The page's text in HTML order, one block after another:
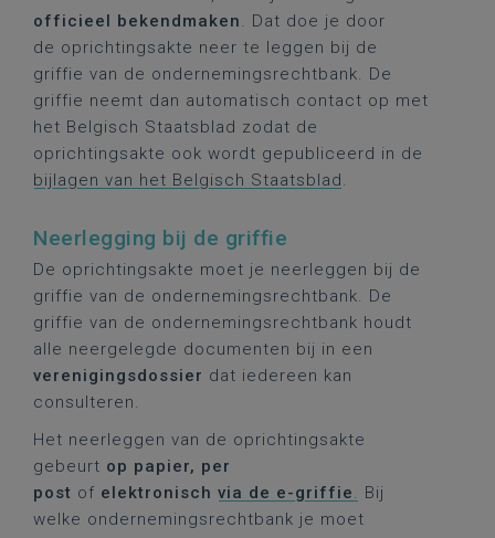
officieel bekendmaken. Dat doe je door
de oprichtingsakte neer te leggen bij de
griffie van de ondernemingsrechtbank. De
griffie neemt dan automatisch contact op met
het Belgisch Staatsblad zodat de
oprichtingsakte ook wordt gepubliceerd in de
bijlagen van het Belgisch Staatsblad.
Neerlegging bij de griffie
De oprichtingsakte moet je neerleggen bij de
griffie van de ondernemingsrechtbank. De
griffie van de ondernemingsrechtbank houdt
alle neergelegde documenten bij in een
verenigingsdossier dat iedereen kan
consulteren.
Het neerleggen van de oprichtingsakte
gebeurt op papier, per
post of elektronisch via de e-griffie. Bij
welke ondernemingsrechtbank je moet